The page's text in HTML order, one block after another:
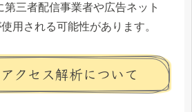
三者配信事業者や広告ネット
用される可能性があります。
クセス解析について